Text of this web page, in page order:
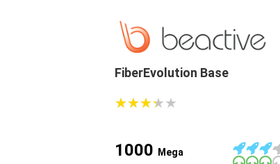
FiberEvolution Base
★★★★★
★★★★★
1000 Mega